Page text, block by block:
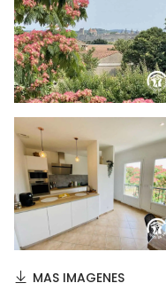
MAS IMAGENES